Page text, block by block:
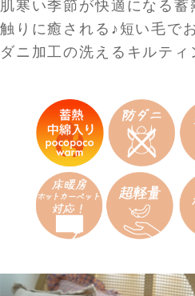
肌寒い季節が快適になる
触りに癒される♪短い毛で
ダニ加工の洗えるキルティ